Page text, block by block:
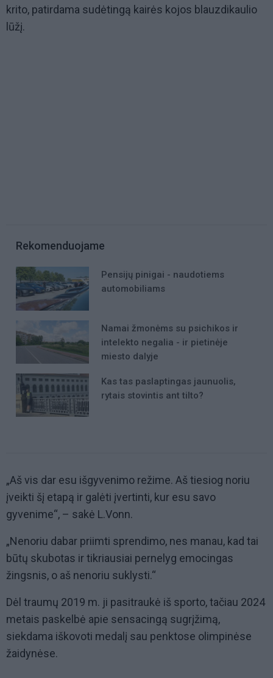
krito, patirdama sudėtingą kairės kojos blauzdikaulio
lūžį.
Rekomenduojame
Pensijų pinigai - naudotiems
automobiliams
Namai žmonėms su psichikos ir
intelekto negalia - ir pietinėje
miesto dalyje
Kas tas paslaptingas jaunuolis,
rytais stovintis ant tilto?
„Aš vis dar esu išgyvenimo režime. Aš tiesiog noriu
įveikti šį etapą ir galėti įvertinti, kur esu savo
gyvenime“, – sakė L.Vonn.
„Nenoriu dabar priimti sprendimo, nes manau, kad tai
būtų skubotas ir tikriausiai pernelyg emocingas
žingsnis, o aš nenoriu suklysti.“
Dėl traumų 2019 m. ji pasitraukė iš sporto, tačiau 2024
metais paskelbė apie sensacingą sugrįžimą,
siekdama iškovoti medalį sau penktose olimpinėse
žaidynėse.